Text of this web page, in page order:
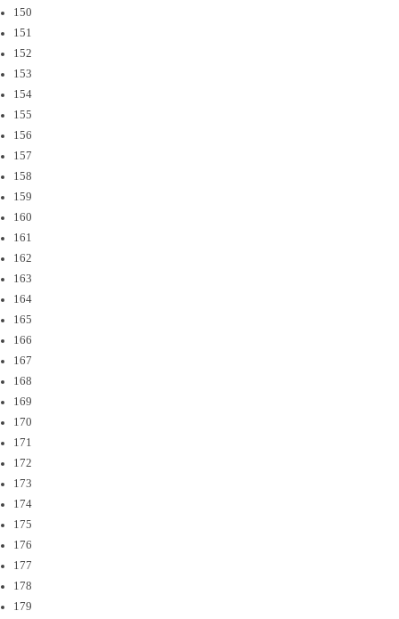
150
151
152
153
154
155
156
157
158
159
160
161
162
163
164
165
166
167
168
169
170
171
172
173
174
175
176
177
178
179